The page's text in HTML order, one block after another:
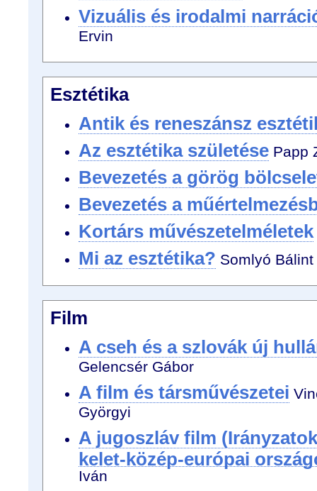
Vizuális és irodalmi
Ervin
Esztétika
Antik és reneszánsz
Az esztétika születése Papp
Bevezetés a görög
Bevezetés a
Kortárs művészetelméletek
Mi az esztétika? Somlyó Bálint
Film
A cseh és a szlovák új
Gelencsér Gábor
A film és társművészetei
Györgyi
A jugoszláv film
kelet-közép-európai
Iván